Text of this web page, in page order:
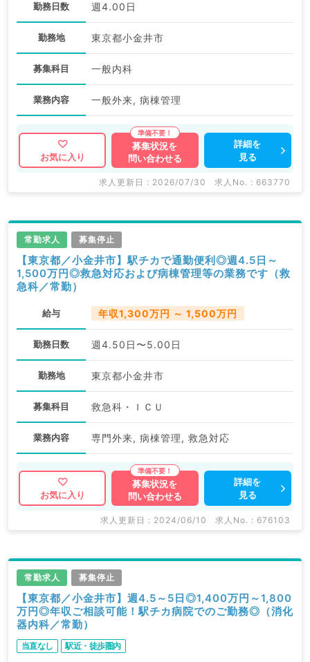
勤務日数 週4.00日
勤務地 東京都小金井市
募集科目 一般内科
業務内容 一般外来, 病棟管理
お気に入り
募集状況を
問い合わせる
詳細を
見る
求人更新日 : 2026/07/30 求人No. : 663770
常勤求人 募集停止
【東京都／小金井市】駅チカで通勤便利◎週4.5日～
1,500万円◎救急対応および病棟管理等の業務です（救
急科／常勤）
給与 年収1,300万円 ～ 1,500万円
勤務日数 週4.50日〜5.00日
勤務地 東京都小金井市
募集科目 救急科・ＩＣＵ
業務内容 専門外来, 病棟管理, 救急対応
お気に入り
募集状況を
問い合わせる
詳細を
見る
求人更新日 : 2024/06/10 求人No. : 676103
常勤求人 募集停止
【東京都／小金井市】週4.5～5日◎1,400万円～1,800
万円◎年収ご相談可能！駅チカ病院でのご勤務◎（消化
器内科／常勤）
当直なし 駅近・徒歩圏内